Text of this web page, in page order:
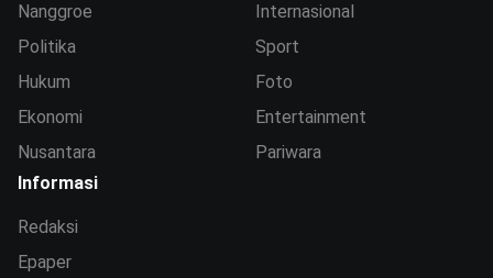
Nanggroe
Politika
Hukum
Ekonomi
Nusantara
Internasional
Sport
Foto
Entertainment
Pariwara
Informasi
Redaksi
Epaper